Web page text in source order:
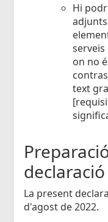
Hi
serveis
on no
text
La present
d'agost de 2022.